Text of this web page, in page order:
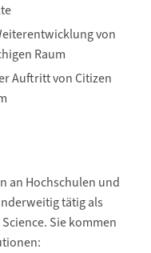
von
Raum
Auftritt von Citizen
an Hochschulen und
tätig als
Sie kommen